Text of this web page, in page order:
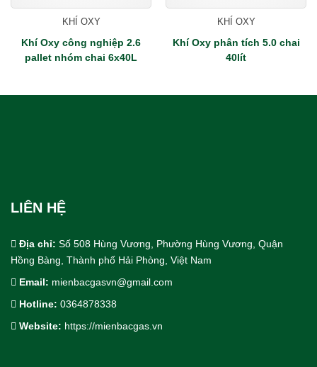
KHÍ OXY
Khí Oxy công nghiệp 2.6
pallet nhóm chai 6x40L
KHÍ OXY
Khí Oxy phân tích 5.0 chai
40lít
LIÊN HỆ
Địa chỉ: Số 508 Hùng Vương, Phường Hùng Vương, Quận
Hồng Bàng, Thành phố Hải Phòng, Việt Nam
Email: mienbacgasvn@gmail.com
Hotline: 0364878338
Website: https://mienbacgas.vn
Cho Thuê bồn trạm khí công nghiệp